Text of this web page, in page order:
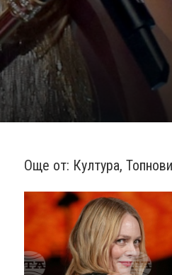
Още от: Култура,